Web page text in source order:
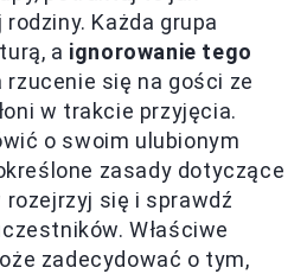
Każda grupa
a ignorowanie tego
rzucenie się na gości ze
w trakcie przyjęcia.
o swoim ulubionym
zasady dotyczące
się i sprawdź
Właściwe
zadecydować o tym,